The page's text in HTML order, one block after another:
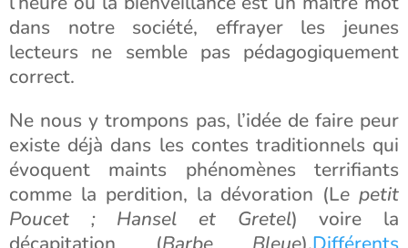
dans notre société, effrayer les jeunes
lecteurs ne semble pas pédagogiquement
correct.
Ne nous y trompons pas, l’idée de faire peur
existe déjà dans les contes traditionnels qui
évoquent maints phénomènes terrifiants
comme la perdition, la dévoration (Le petit
Poucet ; Hansel et Gretel) voire la